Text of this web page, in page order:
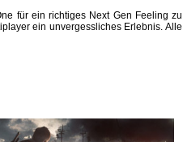
für ein richtiges Next Gen Feeling zu
ein unvergessliches Erlebnis. Alle